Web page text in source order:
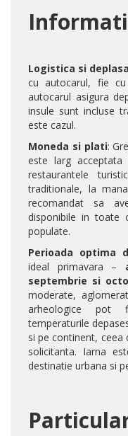
Logistica si
cu autocarul, fie
autocarul asigura
insule sunt incluse
este cazul.
Moneda si plati:
este larg
restaurantele
traditionale, la
recomandat sa
disponibile in toate
populate.
Perioada optima
ideal primavara –
septembrie si
moderate,
arheologice pot
temperaturile
si pe continent, ceea
solicitanta. Iarna
destinatie urbana si